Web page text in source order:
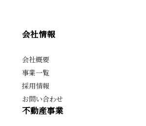
会社情報
会社概要
事業一覧
採用情報
お問い合わせ
不動産事業